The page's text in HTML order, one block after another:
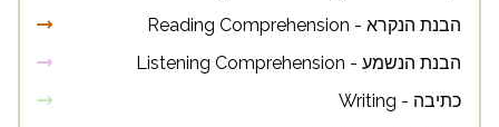
הבנת הנקרא - Reading Comprehension
הבנת הנשמע - Listening Comprehension
כתיבה - Writing